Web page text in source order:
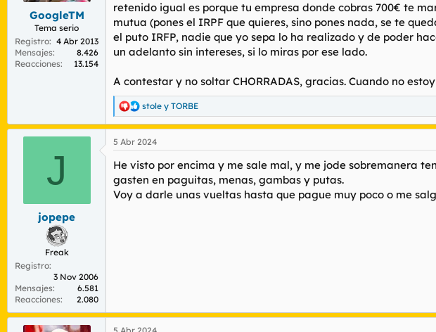
GoogleTM
Tema serio
Registro
4 Abr 2013
Mensajes
8.426
Reacciones
13.154
retenido igual es porque tu empresa donde cobras 700€ te
mutua (pones el IRPF que quieres, sino pones nada, se te
el puto IRFP, nadie que yo sepa lo ha realizado y de poder
un adelanto sin intereses, si lo miras por ese lado.
A contestar y no soltar CHORRADAS, gracias. Cuando no
R
e
a
c
i
o
n
e
stole y TORBE
J
jopepe
Freak
Registro
3 Nov 2006
Mensajes
6.581
Reacciones
2.080
5 Abr 2024
He visto por encima y me sale mal, y me jode sobremanera
gasten en paguitas, menas, gambas y putas.
Voy a darle unas vueltas hasta que pague muy poco o me
5 Abr 2024